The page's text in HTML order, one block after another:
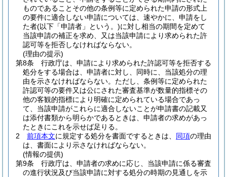
ものであることその他の条例等に定められた申請の形式上
の要件に適合しない申請については、速やかに、申請をし
た者(以下「申請者」という。)に対し相当の期間を定めて
当該申請の補正を求め、又は当該申請により求められた許
認可等を拒否しなければならない。
(理由の提示)
第8条
行政庁は、申請により求められた許認可等を拒否する
処分をする場合は、申請者に対し、同時に、当該処分の理
由を示さなければならない。 ただし、条例等に定められた
許認可等の要件又は公にされた審査基準が数量的指標その
他の客観的指標により明確に定められている場合であっ
て、当該申請がこれらに適合しないことが申請書の記載又
は添付書類から明らかであるときは、申請者の求めがあっ
たときにこれを示せば足りる。
2
前項本文に規定する処分を書面でするときは、 同項の理由
は、書面により示さなければならない。
(情報の提供)
第9条
行政庁は、申請者の求めに応じ、当該申請に係る審査
の進行状況及び当該申請に対する処分の時期の見通しを示